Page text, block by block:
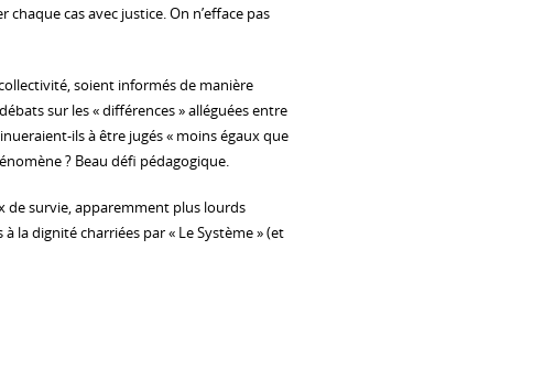
cas avec justice. On n’efface pas
soient informés de manière
sur les « différences » alléguées entre
ils à être jugés « moins égaux que
? Beau défi pédagogique.
de survie, apparemment plus lourds
la dignité charriées par « Le Système » (et